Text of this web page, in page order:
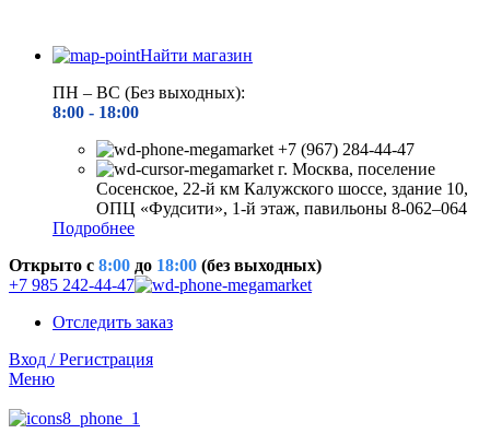
Найти магазин
ПН – ВС (Без выходных):
8:00 - 18:00
+7 (967) 284-44-47
г. Москва, поселение
Сосенское, 22-й км Калужского шоссе, здание 10,
ОПЦ «Фудсити», 1-й этаж, павильоны 8-062–064
Подробнее
Открыто c 8:00 до 18:00 (без выходных)
+7 985 242-44-47
Отследить заказ
Вход / Регистрация
Меню